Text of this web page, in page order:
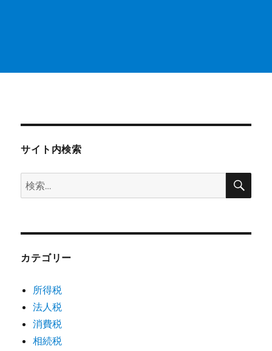
サイト内検索
検
索:
検
カテゴリー
所得税
法人税
消費税
相続税